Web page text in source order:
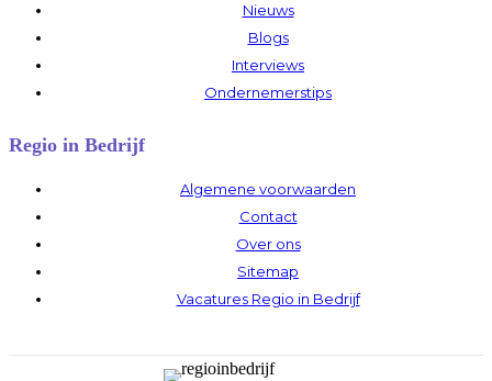
Nieuws
Blogs
Interviews
Ondernemerstips
Regio in Bedrijf
Algemene voorwaarden
Contact
Over ons
Sitemap
Vacatures Regio in Bedrijf